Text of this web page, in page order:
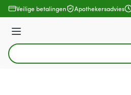
Ga naar de inhoud
Veilige betalingen Apothekersadvies
Menu
Product, merk, categorie...